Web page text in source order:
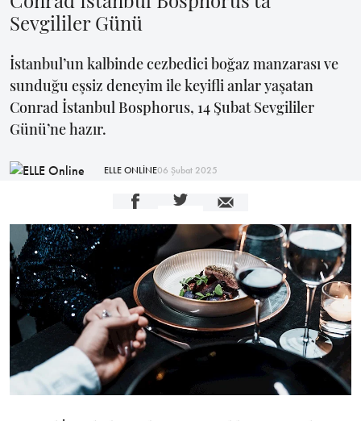
Sevgililer Günü
İstanbul’un kalbinde cezbedici boğaz manzarası ve
sunduğu eşsiz deneyim ile keyifli anlar yaşatan
Conrad İstanbul Bosphorus, 14 Şubat Sevgililer
Günü’ne hazır.
ELLE ONLİNE06 Şubat 2025